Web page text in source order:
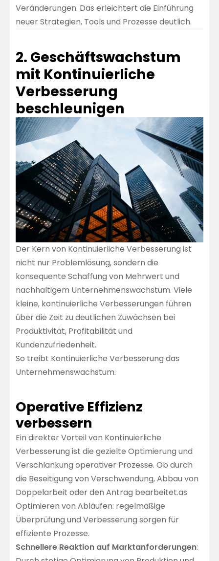
Veränderungen. Das erleichtert die Einführung
neuer Strategien, Tools und Prozesse deutlich.
2. Geschäftswachstum
mit Kontinuierliche
Verbesserung
beschleunigen
Der Kern von Kontinuierliche Verbesserung ist
nicht nur Problemlösung, sondern die
konsequente Schaffung von Mehrwert und
nachhaltigem Unternehmenswachstum. Viele
kleine, kontinuierliche Verbesserungen führen
über die Zeit zu deutlichen Zuwächsen bei
Produktivität, Profitabilität und
Kundenzufriedenheit.
So treibt Kontinuierliche Verbesserung das
Unternehmenswachstum:
Operative Effizienz
verbessern
Ein direkter Vorteil von Kontinuierliche
Verbesserung ist die gezielte Optimierung und
Verschlankung operativer Prozesse. Ob durch
die Beseitigung von Verschwendung, Abbau von
Doppelarbeit oder den Antrag bearbeitet.as
Optimieren von Abläufen: regelmäßige
Überprüfung und Verbesserung sorgen für
effiziente Prozesse.
Schnellere Reaktion auf Marktanforderungen: